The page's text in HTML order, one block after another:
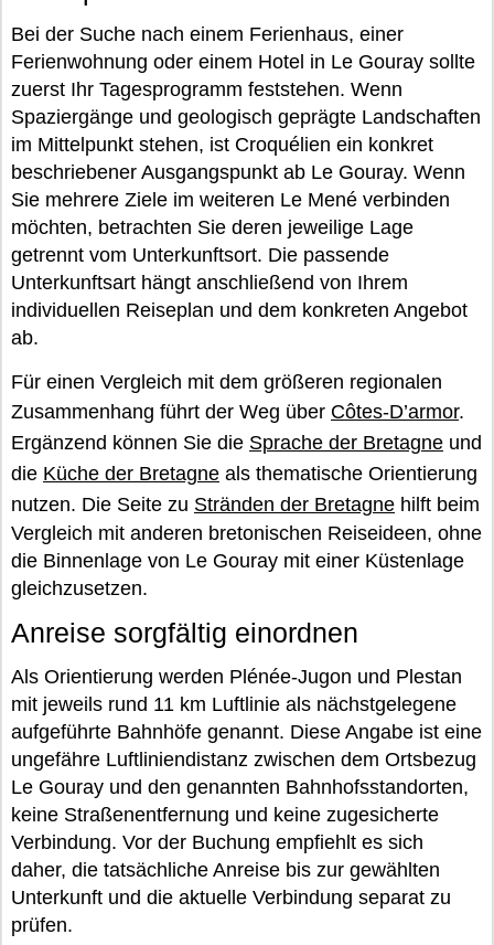
Bei der Suche nach einem Ferienhaus, einer
Ferienwohnung oder einem Hotel in Le Gouray sollte
zuerst Ihr Tagesprogramm feststehen. Wenn
Spaziergänge und geologisch geprägte Landschaften
im Mittelpunkt stehen, ist Croquélien ein konkret
beschriebener Ausgangspunkt ab Le Gouray. Wenn
Sie mehrere Ziele im weiteren Le Mené verbinden
möchten, betrachten Sie deren jeweilige Lage
getrennt vom Unterkunftsort. Die passende
Unterkunftsart hängt anschließend von Ihrem
individuellen Reiseplan und dem konkreten Angebot
ab.
Für einen Vergleich mit dem größeren regionalen
Zusammenhang führt der Weg über Côtes-D’armor.
Ergänzend können Sie die Sprache der Bretagne und
die Küche der Bretagne als thematische Orientierung
nutzen. Die Seite zu Stränden der Bretagne hilft beim
Vergleich mit anderen bretonischen Reiseideen, ohne
die Binnenlage von Le Gouray mit einer Küstenlage
gleichzusetzen.
Anreise sorgfältig einordnen
Als Orientierung werden Plénée-Jugon und Plestan
mit jeweils rund 11 km Luftlinie als nächstgelegene
aufgeführte Bahnhöfe genannt. Diese Angabe ist eine
ungefähre Luftliniendistanz zwischen dem Ortsbezug
Le Gouray und den genannten Bahnhofsstandorten,
keine Straßenentfernung und keine zugesicherte
Verbindung. Vor der Buchung empfiehlt es sich
daher, die tatsächliche Anreise bis zur gewählten
Unterkunft und die aktuelle Verbindung separat zu
prüfen.